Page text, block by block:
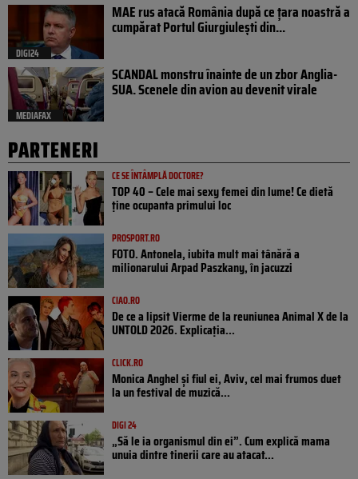
DIGI24
MAE rus atacă România după ce țara noastră a
cumpărat Portul Giurgiulești din...
MEDIAFAX
SCANDAL monstru înainte de un zbor Anglia-
SUA. Scenele din avion au devenit virale
PARTENERI
CE SE ÎNTÂMPLĂ DOCTORE?
TOP 40 – Cele mai sexy femei din lume! Ce dietă
ține ocupanta primului loc
PROSPORT.RO
FOTO. Antonela, iubita mult mai tânără a
milionarului Arpad Paszkany, în jacuzzi
CIAO.RO
De ce a lipsit Vierme de la reuniunea Animal X de la
UNTOLD 2026. Explicația...
CLICK.RO
Monica Anghel și fiul ei, Aviv, cel mai frumos duet
la un festival de muzică...
DIGI 24
„Să le ia organismul din ei”. Cum explică mama
unuia dintre tinerii care au atacat...